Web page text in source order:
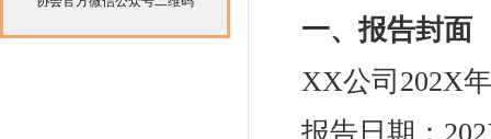
一、报告封面
XX公司202X